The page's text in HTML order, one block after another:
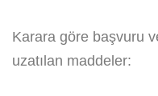
Karara göre başvuru
uzatılan maddeler: